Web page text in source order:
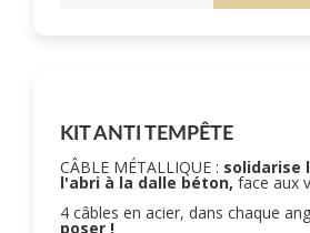
KIT ANTI TEMPÊTE
CÂBLE MÉTALLIQUE : solidarise
l'abri à la dalle béton, face aux
4 câbles en acier, dans chaque
poser !